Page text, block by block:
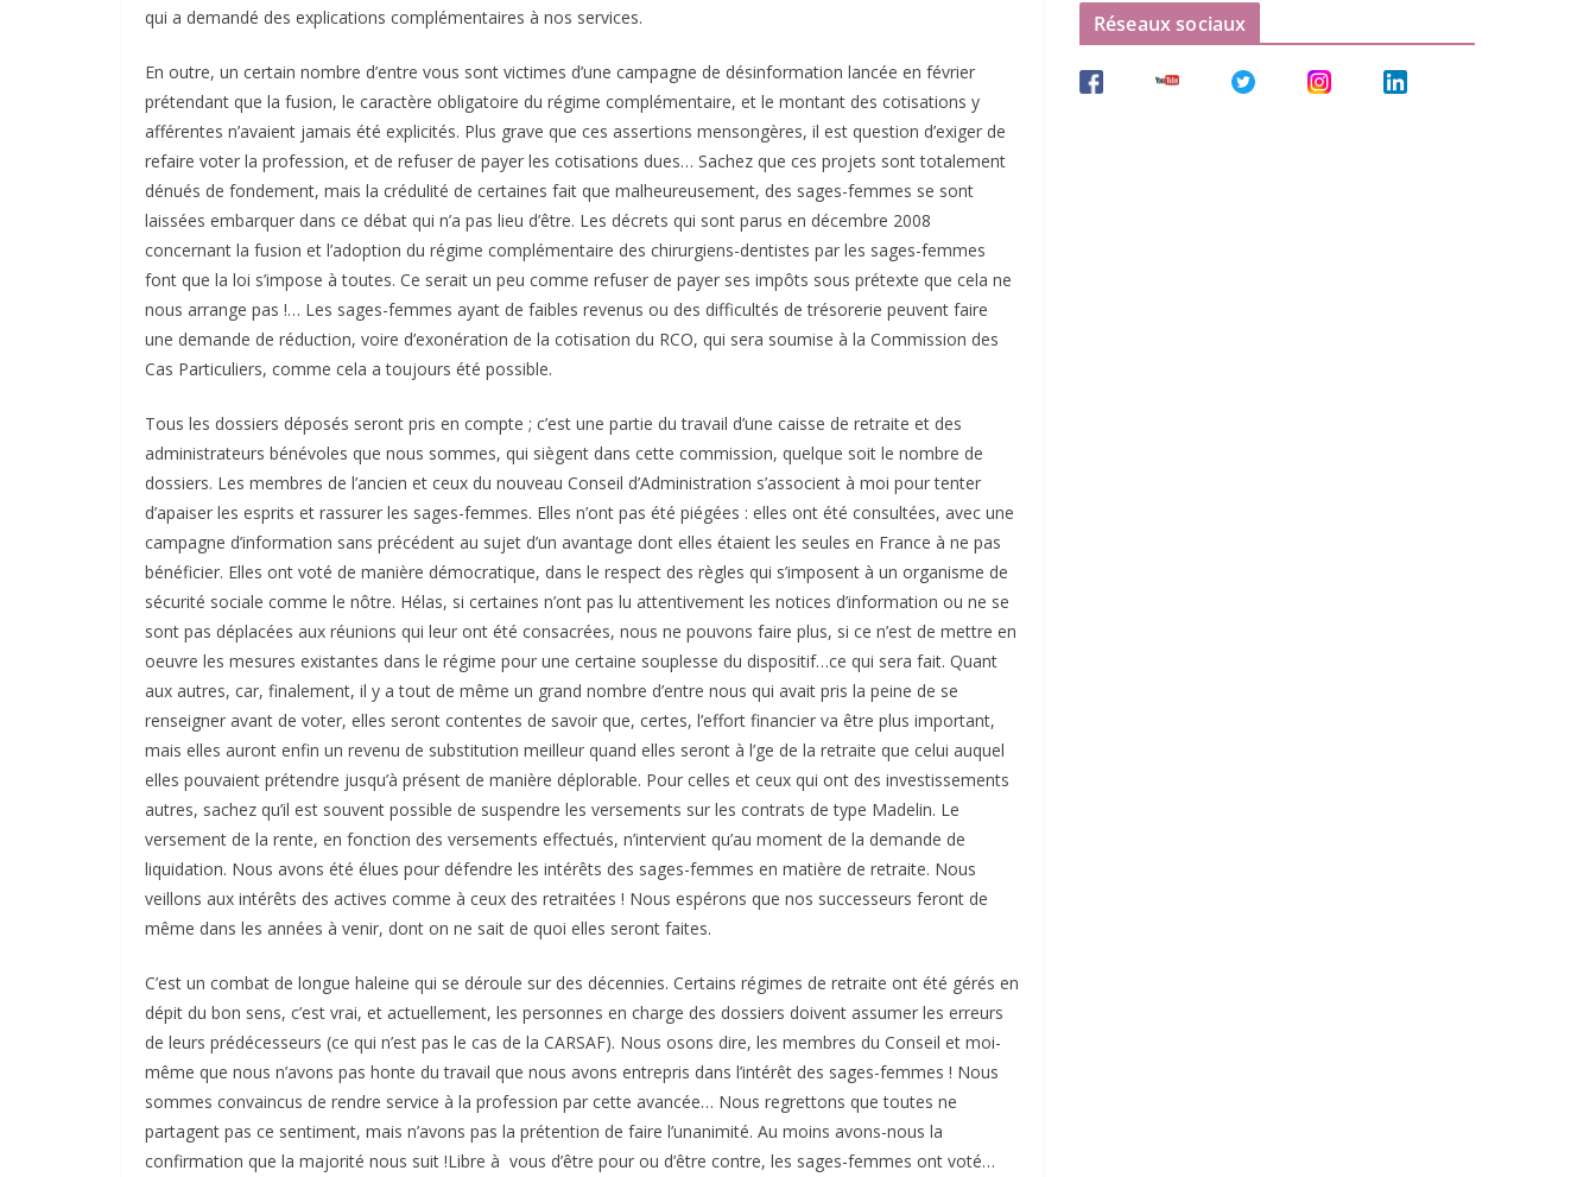
qui a demandé des explications complémentaires à nos services.
En outre, un certain nombre d’entre vous sont victimes d’une campagne de désinformation lancée en février
prétendant que la fusion, le caractère obligatoire du régime complémentaire, et le montant des cotisations y
afférentes n’avaient jamais été explicités. Plus grave que ces assertions mensongères, il est question d’exiger de
refaire voter la profession, et de refuser de payer les cotisations dues… Sachez que ces projets sont totalement
dénués de fondement, mais la crédulité de certaines fait que malheureusement, des sages-femmes se sont
laissées embarquer dans ce débat qui n’a pas lieu d’être. Les décrets qui sont parus en décembre 2008
concernant la fusion et l’adoption du régime complémentaire des chirurgiens-dentistes par les sages-femmes
font que la loi s’impose à toutes. Ce serait un peu comme refuser de payer ses impôts sous prétexte que cela ne
nous arrange pas !… Les sages-femmes ayant de faibles revenus ou des difficultés de trésorerie peuvent faire
une demande de réduction, voire d’exonération de la cotisation du RCO, qui sera soumise à la Commission des
Cas Particuliers, comme cela a toujours été possible.
Tous les dossiers déposés seront pris en compte ; c’est une partie du travail d’une caisse de retraite et des
administrateurs bénévoles que nous sommes, qui siègent dans cette commission, quelque soit le nombre de
dossiers. Les membres de l’ancien et ceux du nouveau Conseil d’Administration s’associent à moi pour tenter
d’apaiser les esprits et rassurer les sages-femmes. Elles n’ont pas été piégées : elles ont été consultées, avec une
campagne d’information sans précédent au sujet d’un avantage dont elles étaient les seules en France à ne pas
bénéficier. Elles ont voté de manière démocratique, dans le respect des règles qui s’imposent à un organisme de
sécurité sociale comme le nôtre. Hélas, si certaines n’ont pas lu attentivement les notices d’information ou ne se
sont pas déplacées aux réunions qui leur ont été consacrées, nous ne pouvons faire plus, si ce n’est de mettre en
oeuvre les mesures existantes dans le régime pour une certaine souplesse du dispositif…ce qui sera fait. Quant
aux autres, car, finalement, il y a tout de même un grand nombre d’entre nous qui avait pris la peine de se
renseigner avant de voter, elles seront contentes de savoir que, certes, l’effort financier va être plus important,
mais elles auront enfin un revenu de substitution meilleur quand elles seront à l’ge de la retraite que celui auquel
elles pouvaient prétendre jusqu’à présent de manière déplorable. Pour celles et ceux qui ont des investissements
autres, sachez qu’il est souvent possible de suspendre les versements sur les contrats de type Madelin. Le
versement de la rente, en fonction des versements effectués, n’intervient qu’au moment de la demande de
liquidation. Nous avons été élues pour défendre les intérêts des sages-femmes en matière de retraite. Nous
veillons aux intérêts des actives comme à ceux des retraitées ! Nous espérons que nos successeurs feront de
même dans les années à venir, dont on ne sait de quoi elles seront faites.
C’est un combat de longue haleine qui se déroule sur des décennies. Certains régimes de retraite ont été gérés en
dépit du bon sens, c’est vrai, et actuellement, les personnes en charge des dossiers doivent assumer les erreurs
de leurs prédécesseurs (ce qui n’est pas le cas de la CARSAF). Nous osons dire, les membres du Conseil et moi-
même que nous n’avons pas honte du travail que nous avons entrepris dans l’intérêt des sages-femmes ! Nous
sommes convaincus de rendre service à la profession par cette avancée… Nous regrettons que toutes ne
partagent pas ce sentiment, mais n’avons pas la prétention de faire l’unanimité. Au moins avons-nous la
confirmation que la majorité nous suit !Libre à vous d’être pour ou d’être contre, les sages-femmes ont voté…
Réseaux sociaux